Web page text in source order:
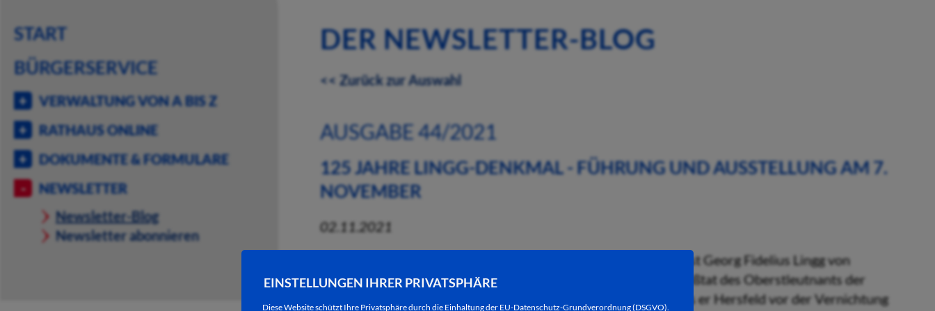
EINSTELLUNGEN IHRER PRIVATSPHÄRE
Diese Website schützt Ihre Privatsphäre durch die Einhaltung der EU-Datenschutz-Grundverordnung (DSGVO).
START
BÜRGERSERVICE
VERWALTUNG VON A BIS Z
RATHAUS ONLINE
DOKUMENTE & FORMULARE
NEWSLETTER
Newsletter-Blog
Newsletter abonnieren
DER NEWSLETTER-BLOG
<< Zurück zur Auswahl
AUSGABE 44/2021
125 JAHRE LINGG-DENKMAL - FÜHRUNG UND AUSSTELLUNG AM 7.
NOVEMBER
02.11.2021
Anfang November 1896 wurde das Denkmal für Johann Baptist Georg Fidelius Lingg von
Linggenfeld feierlich enthüllt. Damit würdigte die Stadt die Großtat des Oberstleutnants der
Badischen Jäger in der Armee von Napoleon im Jahre 1807, als er Hersfeld vor der Vernichtung